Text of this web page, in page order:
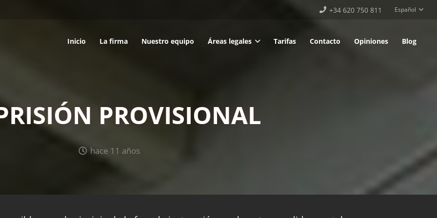
+34 620 750 811 Español
Inicio La firma Nuestro equipo Áreas legales Tarifas Contacto Opiniones Blog
PROVISIONAL
hace 11 años